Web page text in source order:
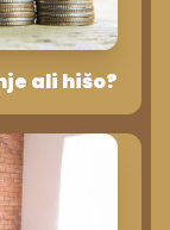
ali hišo?